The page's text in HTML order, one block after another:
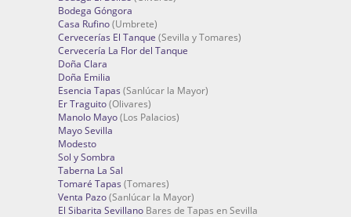
Bodega Góngora
Casa Rufino(Umbrete)
Cervecerías El Tanque (Sevilla y Tomares)
Cervecería La Flor del Tanque
Doña Clara
Doña Emilia
Esencia Tapas (Sanlúcar la Mayor)
Er Traguito(Olivares)
Manolo Mayo(Los Palacios)
Mayo Sevilla
Modesto
Sol y Sombra
Taberna La Sal
Tomaré Tapas (Tomares)
Venta Pazo(Sanlúcar la Mayor)
El Sibarita Sevillano Bares de Tapas en Sevilla